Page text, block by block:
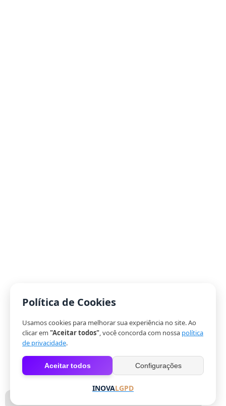
Política de Cookies
Usamos cookies para melhorar sua experiência no site. Ao
clicar em "Aceitar todos", você concorda com nossa política
de privacidade.
Aceitar todos Configurações
INOVALGPD